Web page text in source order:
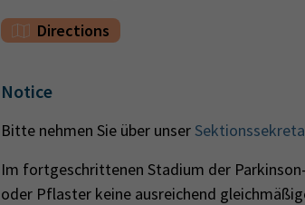
Directions
Notice
Bitte nehmen Sie über unser
Im fortgeschrittenen Stadium der
oder Pflaster keine ausreichend